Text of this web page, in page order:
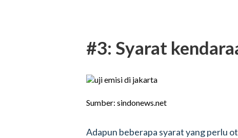
#3: Syarat
Sumber: sindonews.net
Adapun beberapa syarat yang perlu